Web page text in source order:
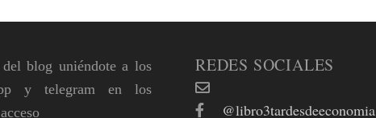
del blog uniéndote a los
y telegram en los
REDES SOCIALES
@libro3tardesdeeconomia